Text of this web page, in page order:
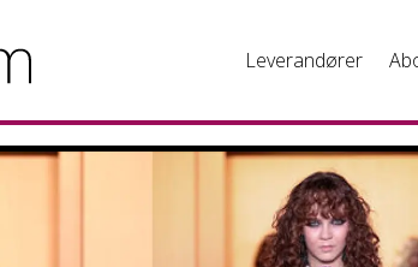
Leverandører